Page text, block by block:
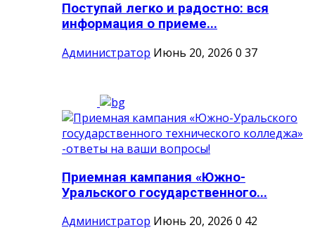
Поступай легко и радостно: вся
информация о приеме...
Администратор Июнь 20, 2026 0 37
Приемная кампания «Южно-
Уральского государственного...
Администратор Июнь 20, 2026 0 42